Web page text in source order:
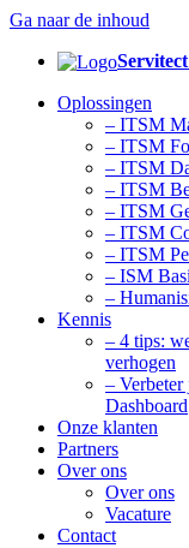
Ga naar de inhoud
Oplossingen
– ITSM
– ITSM
– ITSM
– ITSM
– ITSM
– ITSM
– ITSM
– ISM
–
Kennis
– 4 tips:
verhogen
–
Dashboard
Onze klanten
Partners
Over ons
Over ons
Vacature
Contact